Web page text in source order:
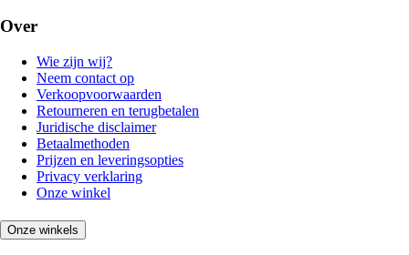
Over
Wie zijn wij?
Neem contact op
Verkoopvoorwaarden
Retourneren en terugbetalen
Juridische disclaimer
Betaalmethoden
Prijzen en leveringsopties
Privacy verklaring
Onze winkel
Onze winkels